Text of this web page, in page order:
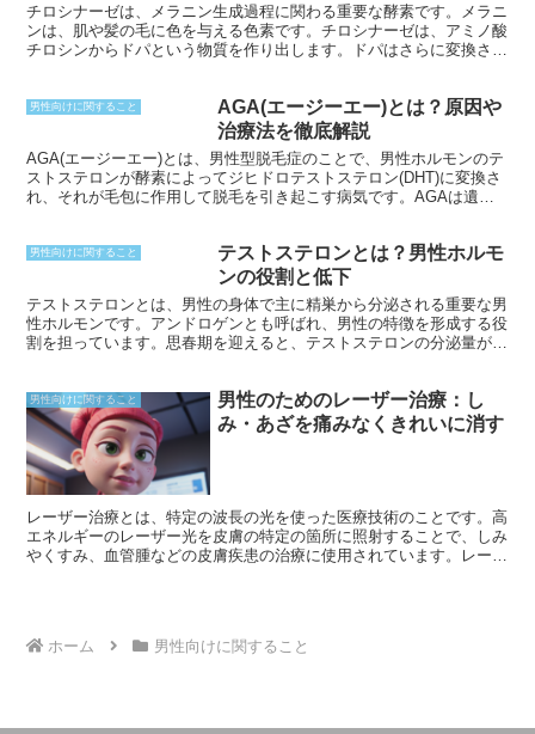
チロシナーゼは、メラニン生成過程に関わる重要な酵素です。メラニ
ンは、肌や髪の毛に色を与える色素です。チロシナーゼは、アミノ酸
チロシンからドパという物質を作り出します。ドパはさらに変換さ
トは、肌の基底層と毛包の周囲に位置しています。チロシナーゼの活
性は、紫外線やホルモンなど、さまざまな要因によって制御されてい
ます。紫外線が肌に当たると、チロシナーゼの産生が増加し、メラニ
ン生成が促進されます。これにより、日焼けが起こります。
男性向けに関すること
AGA(エージーエー)とは？原因や
治療法を徹底解説
AGA(エージーエー)とは、男性型脱毛症のことで、男性ホルモンのテ
ストステロンが酵素によってジヒドロテストステロン(DHT)に変換さ
れ、それが毛包に作用して脱毛を引き起こす病気です。AGAは遺伝
男性向けに関すること
テストステロンとは？男性ホルモ
ンの役割と低下
テストステロンとは、男性の身体で主に精巣から分泌される重要な男
性ホルモンです。アンドロゲンとも呼ばれ、男性の特徴を形成する役
割を担っています。思春期を迎えると、テストステロンの分泌量が大
機能や性欲にも重要な働きをしています。
男性向けに関すること
男性のためのレーザー治療：し
み・あざを痛みなくきれいに消す
レーザー治療とは、特定の波長の光を使った医療技術のことです。高
エネルギーのレーザー光を皮膚の特定の箇所に照射することで、しみ
やくすみ、血管腫などの皮膚疾患の治療に使用されています。レーザ
ホーム
男性向けに関すること